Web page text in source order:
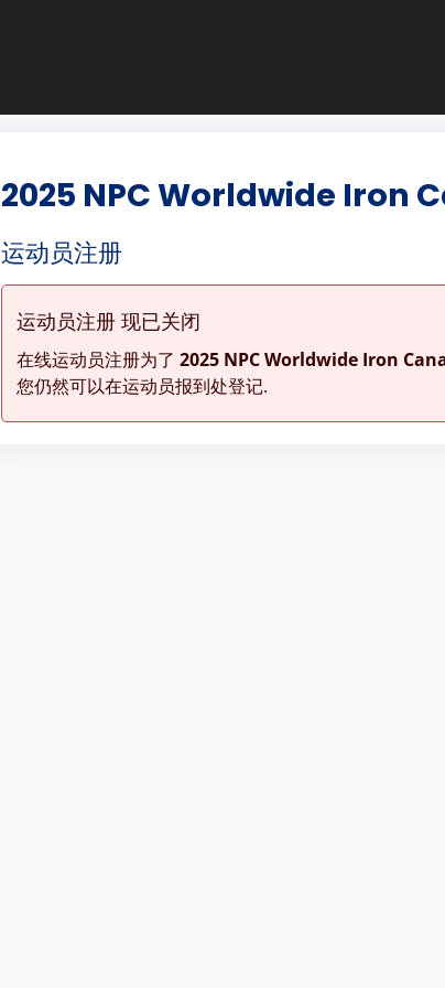
2025 NPC Worldwide Iron
运动员注册
运动员注册 现已关闭
在线运动员注册为了 2025 NPC Worldwide Iron
您仍然可以在运动员报到处登记.